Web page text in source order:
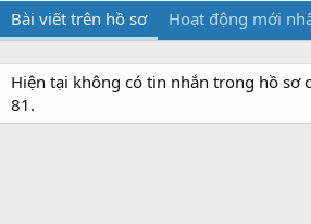
Bài viết trên hồ sơ Hoạt động mới
Hiện tại không có tin nhắn trong hồ sơ
81.